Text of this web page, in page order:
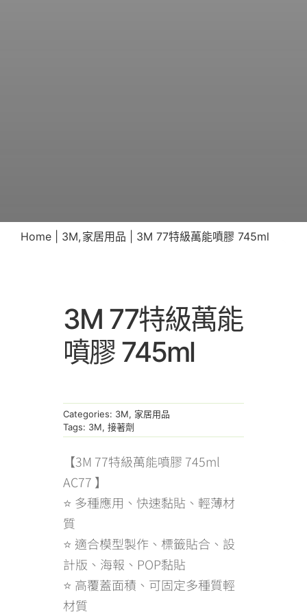
Home 3M 家居用品 3M 77特級萬能噴膠 745ml
3M 77特級萬能
噴膠 745ml
Categories: 3M, 家居用品
Tags: 3M,接著劑
【3M 77特級萬能噴膠 745ml
AC77 】
⭐ 多種應用、快速黏貼、輕薄材
質
⭐ 適合模型製作、標籤貼合、設
計版、海報、POP黏貼
⭐ 高覆蓋面積、可固定多種質輕
材質